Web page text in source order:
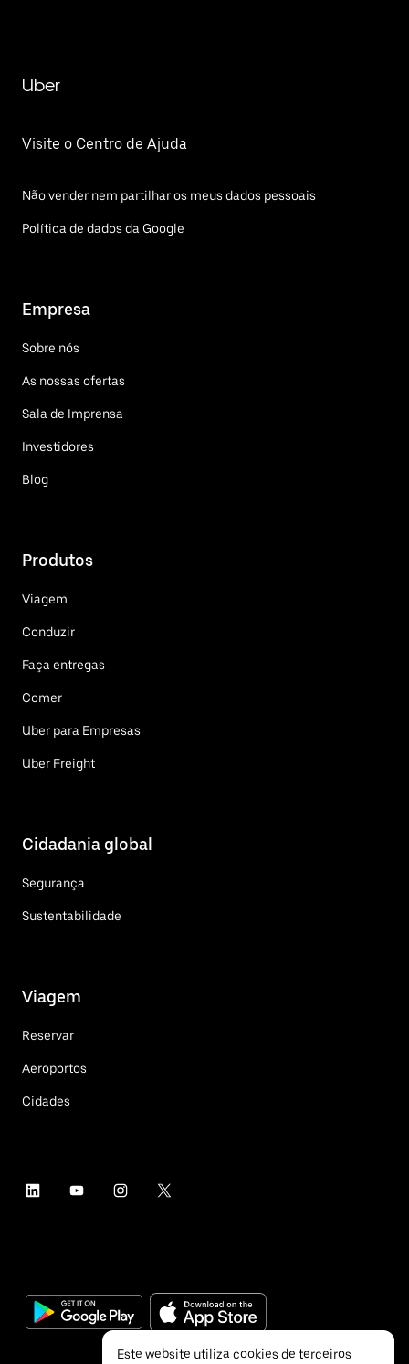
Uber
Visite o Centro de Ajuda
Não vender nem partilhar os meus dados pessoais
Política de dados da Google
Empresa
Sobre nós
As nossas ofertas
Sala de Imprensa
Investidores
Blog
Produtos
Viagem
Conduzir
Faça entregas
Comer
Uber para Empresas
Uber Freight
Cidadania global
Segurança
Sustentabilidade
Viagem
Reservar
Aeroportos
Cidades
Este website utiliza cookies de terceiros